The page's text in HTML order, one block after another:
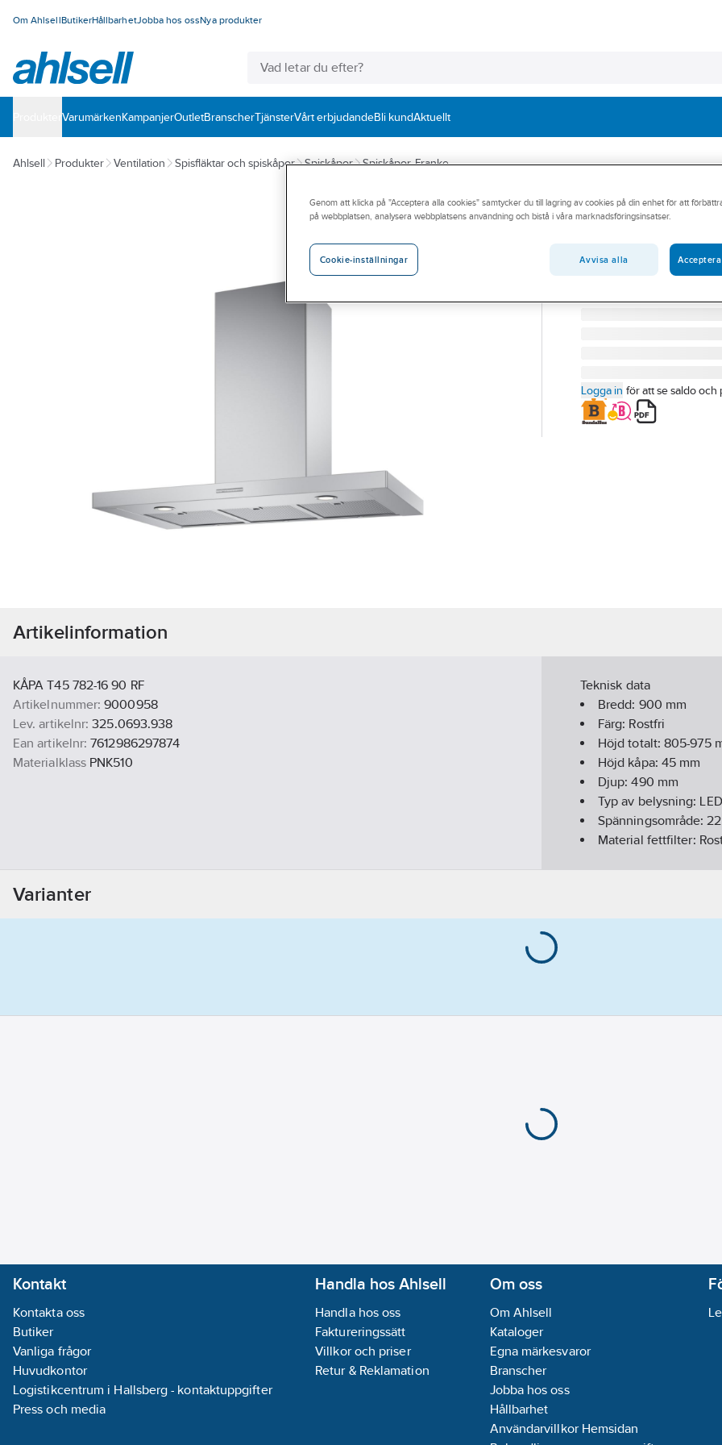
Om AhlsellButikerHållbarhetJobba hos ossNya produkter
VarumärkenKampanjerOutletBranscherTjänsterVårt erbjudandeBli kundAktuellt
Ahlsell Produkter Ventilation Spisfläktar och spiskåpor Spiskåpor Spiskåpor, Franke
FRANKE
Spiskåpa T45
SPISKÅPA T45 782-16
Artikelnummer:
9000958
325.0693.938
Logga in för att se saldo och
Artikelinformation
KÅPA T45 782-16 90 RF
Artikelnummer: 9000958
Lev. artikelnr: 325.0693.938
Ean artikelnr: 7612986297874
Materialklass PNK510
Teknisk data
Bredd: 900 mm
Färg: Rostfri
Höjd totalt:805-975
Höjd kåpa: 45 mm
Djup:490 mm
Typ av belysning: LED
Spänningsområde:
Material fettfilter:
Varvtalsreglering
Varianter
Kontakt
Kontakta oss
Butiker
Vanliga frågor
Huvudkontor
Logistikcentrum i Hallsberg - kontaktuppgifter
Press och media
Handla hos Ahlsell
Handla hos oss
Faktureringssätt
Villkor och priser
Retur & Reklamation
Om oss
Om Ahlsell
Kataloger
Egna märkesvaror
Branscher
Jobba hos oss
Hållbarhet
Användarvillkor Hemsidan
Genom att klicka på "Acceptera alla cookies" samtycker du till lagring av cookies på din enhet för att
på webbplatsen, analysera webbplatsens användning och bistå i våra marknadsföringsinsatser.
Cookie-inställningar Avvisa alla